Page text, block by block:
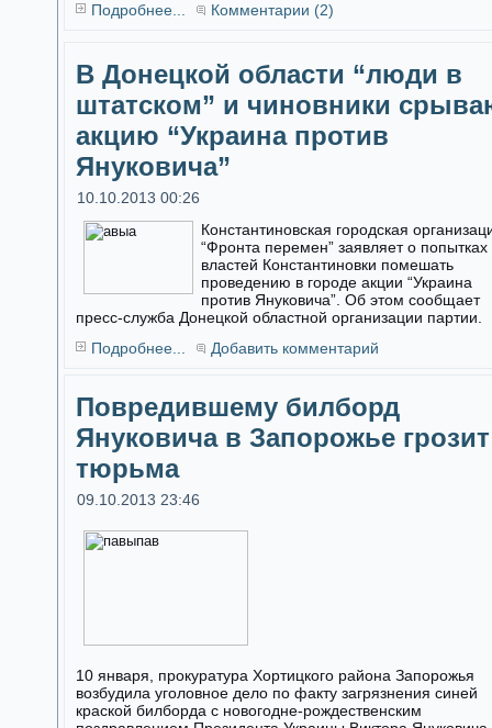
Подробнее...
Комментарии (2)
В Донецкой области “люди в
штатском” и чиновники
акцию “Украина против
Януковича”
10.10.2013 00:26
Константиновская городская
“Фронта перемен” заявляет о попытках
властей Константиновки помешать
проведению в городе акции “Украина
против Януковича”. Об этом сообщает
пресс-служба Донецкой областной организации партии.
Подробнее...
Добавить комментарий
Повредившему билборд
Януковича в Запорожье грозит
тюрьма
09.10.2013 23:46
10 января, прокуратура Хортицкого района Запорожья
возбудила уголовное дело по факту загрязнения синей
краской билборда с новогодне-рождественским